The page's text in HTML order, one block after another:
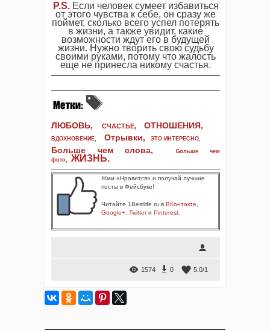
P.S. Если человек сумеет избавиться
от этого чувства к себе, он сразу же
поймет, сколько всего успел потерять
в жизни, а также увидит, какие
возможности ждут его в будущей
жизни. Нужно творить свою судьбу
своими руками, потому что жалость
еще не принесла никому счастья.
ЛЮБОВЬ, СЧАСТЬЕ, ОТНОШЕНИЯ,
ВДОХНОВЕНИЕ, Отрывки, ЭТО ИНТЕРЕСНО,
Больше чем слова,
Больше чем
фото, ЖИЗНЬ.
Жми «Нравится» и получай лучшие
посты в Фейсбуке!
Читайте 1Bestlife.ru в ВКонтакте
Google+ Twitterи Pinterest
1574 0 5.0/1